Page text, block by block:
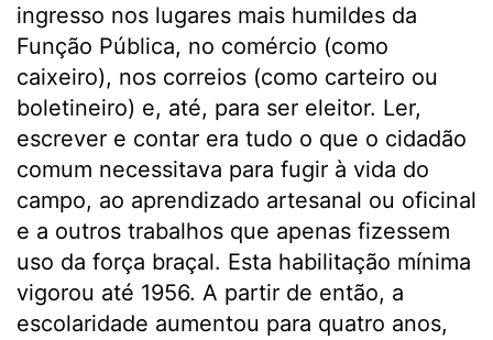
ingresso nos lugares mais humildes da
Função Pública, no comércio (como
caixeiro), nos correios (como carteiro ou
boletineiro) e, até, para ser eleitor. Ler,
escrever e contar era tudo o que o cidadão
comum necessitava para fugir à vida do
campo, ao aprendizado artesanal ou oficinal
e a outros trabalhos que apenas fizessem
uso da força braçal. Esta habilitação mínima
vigorou até 1956. A partir de então, a
escolaridade aumentou para quatro anos,